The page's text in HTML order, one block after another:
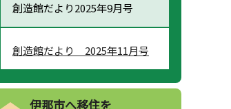
創造館だより2025年9月号
創造館だより 2025年11月号
伊那市へ移住を